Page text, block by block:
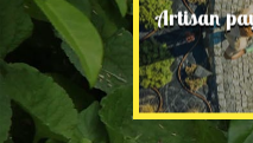
45 Artisan